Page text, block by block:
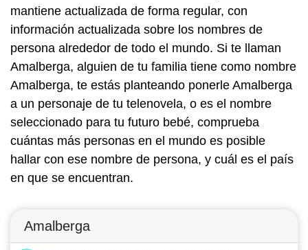
mantiene actualizada de forma regular, con
información actualizada sobre los nombres de
persona alrededor de todo el mundo. Si te llaman
Amalberga, alguien de tu familia tiene como nombre
Amalberga, te estás planteando ponerle Amalberga
a un personaje de tu telenovela, o es el nombre
seleccionado para tu futuro bebé, comprueba
cuántas más personas en el mundo es posible
hallar con ese nombre de persona, y cuál es el país
en que se encuentran.
Amalberga